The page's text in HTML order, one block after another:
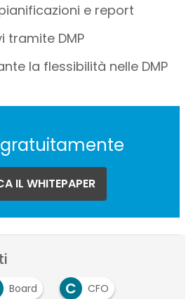
e report
tramite DMP
la flessibilità nelle DMP
IL WHITEPAPER
Board C CFO